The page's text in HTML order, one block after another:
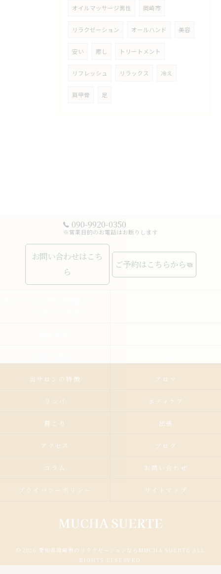
オイルマッサージ男性 岡崎市
リラクゼーション オールハンド 美容
安い 癒し トリートメント
リフレッシュ リラックス 冷え
肩甲骨 足
090-9920-0350
※営業目的のお電話はお断りします
お問い合わせはこち
ら
ご予約はこちらから
当サロンの特徴 アロマ
リンパ ボディケア
肩こり 出張
アクセス ブログ
コラム お問い合わせ
プライバシーポリシー サイトマップ
© 2026 愛知県岡崎市のリラクゼーションならMUCHA SUERTE ALL
RIGHTS RESERVED.